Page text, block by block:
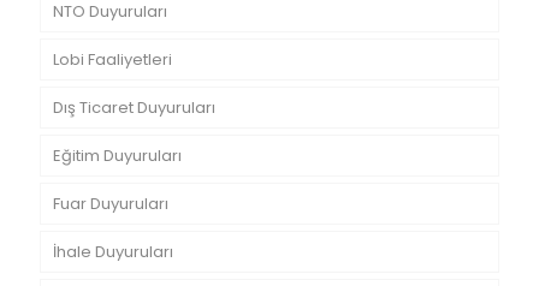
NTO Duyuruları
Lobi Faaliyetleri
Dış Ticaret Duyuruları
Eğitim Duyuruları
Fuar Duyuruları
İhale Duyuruları